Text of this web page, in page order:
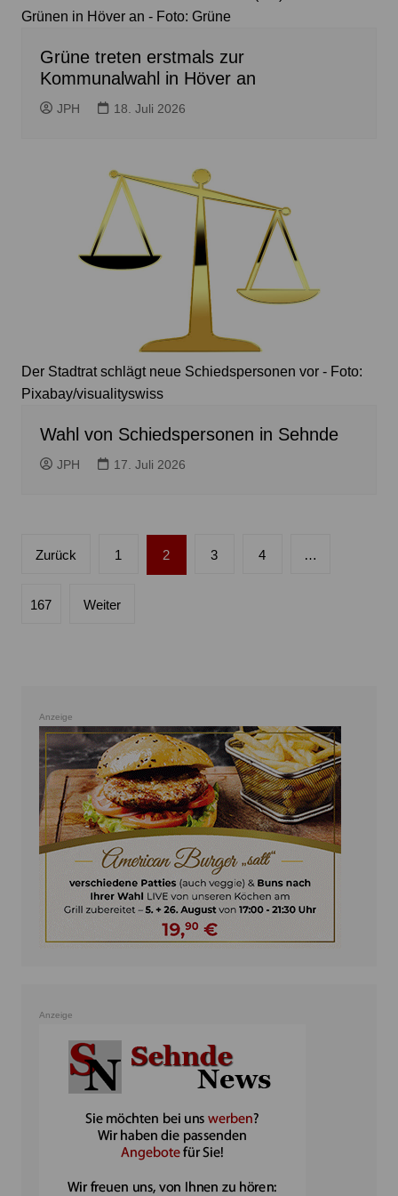
Grünen in Höver an - Foto: Grüne
Grüne treten erstmals zur
Kommunalwahl in Höver an
JPH 18. Juli 2026
Der Stadtrat schlägt neue Schiedspersonen vor - Foto:
Pixabay/visualityswiss
Wahl von Schiedspersonen in Sehnde
JPH 17. Juli 2026
Seitennummerierung
Beiträge
Zurück 1 2 3 4 …
167 Weiter
Anzeige
Anzeige